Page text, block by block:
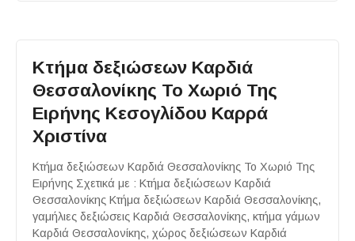
Κτήμα δεξιώσεων Καρδιά
Θεσσαλονίκης Το Χωριό Της
Ειρήνης Κεσογλίδου Καρρά
Χριστίνα
Κτήμα δεξιώσεων Καρδιά Θεσσαλονίκης Το Χωριό Της
Ειρήνης Σχετικά με : Κτήμα δεξιώσεων Καρδιά
Θεσσαλονίκης Κτήμα δεξιώσεων Καρδιά Θεσσαλονίκης,
γαμήλιες δεξιώσεις Καρδιά Θεσσαλονίκης, κτήμα γάμων
Καρδιά Θεσσαλονίκης, χώρος δεξιώσεων Καρδιά